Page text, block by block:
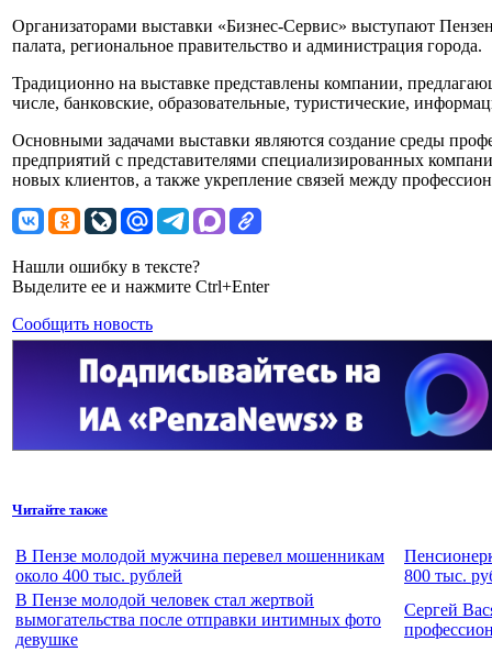
Организаторами выставки «Бизнес-Сервис» выступают
палата, региональное правительство и администрация города.
Традиционно на выставке представлены компании,
числе, банковские, образовательные, туристические,
Основными задачами выставки являются создание среды
предприятий с представителями специализированных
новых клиентов, а также укрепление связей между
Нашли ошибку в тексте?
Выделите ее и нажмите Ctrl+Enter
Сообщить новость
Читайте также
В Пензе молодой мужчина перевел мошенникам
около 400 тыс. рублей
800 тыс.
В Пензе молодой человек стал жертвой
вымогательства после отправки интимных фото
девушке
Сергей